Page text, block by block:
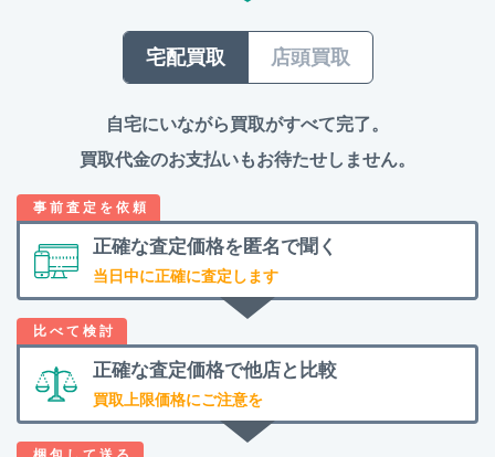
宅配買取 店頭買取
自宅にいながら買取がすべて完了。
買取代金のお支払いもお待たせしません。
正確な査定価格を 匿名で聞く
当日中に正確に査定します
正確な査定価格で他店と比較
買取上限価格にご注意を